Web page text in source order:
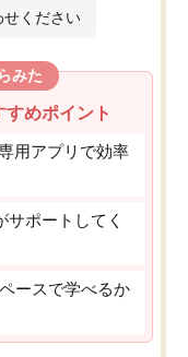
せください
みた
めポイント
用アプリで効率
ポートしてく
ースで学べるか